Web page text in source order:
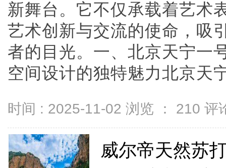
新舞台。它不仅承载着艺术
艺术创新与交流的使命，吸
者的目光。一、北京天宁一
空间设计的独特魅力北京天
时间 : 2025-11-02 浏览 ： 210 评
威尔帝天然苏